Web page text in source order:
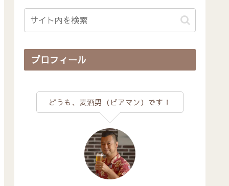
プロフィール
どうも、麦酒男（ビアマン）です！